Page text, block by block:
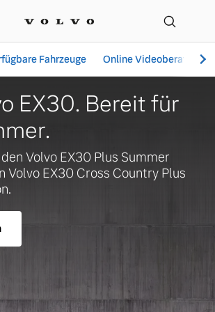
Händler in
Fahrzeuge Online Videoberatung
für
Summer
Plus
Jetzt
XC60